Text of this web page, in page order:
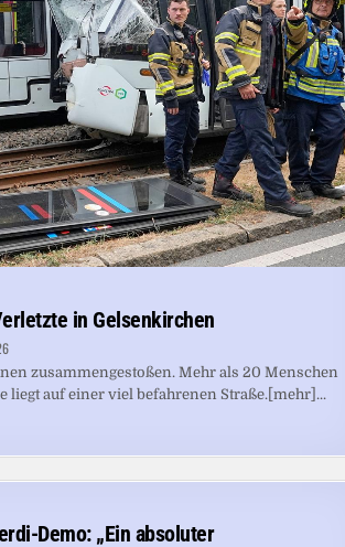
in Gelsenkirchen
zusammengestoßen. Mehr als 20 Menschen
auf einer viel befahrenen Straße.[mehr]...
K
–
Demo: „Ein absoluter